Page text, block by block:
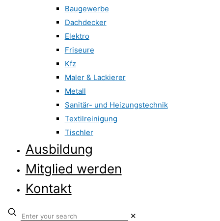
Baugewerbe
Dachdecker
Elektro
Friseure
Kfz
Maler & Lackierer
Metall
Sanitär- und Heizungstechnik
Textilreinigung
Tischler
Ausbildung
Mitglied werden
Kontakt
✕